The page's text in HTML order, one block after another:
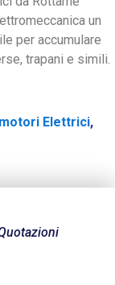
un
per accumulare
trapani e simili.
Elettrici,